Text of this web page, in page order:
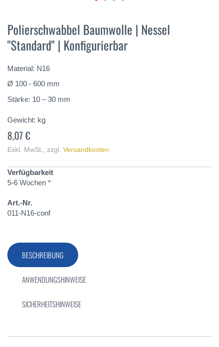
der
Bildergalerie
springen
Polierschwabbel Baumwolle | Nessel
"Standard" | Konfigurierbar
Material: N16
Ø 100 - 600 mm
Stärke: 10 – 30 mm
Gewicht: kg
8,07 €
Exkl. MwSt. zzgl. Versandkosten
Verfügbarkeit
5-6 Wochen *
Art.-Nr.
011-N16-conf
BESCHREIBUNG
ANWENDUNGSHINWEISE
SICHERHEITSHINWEISE